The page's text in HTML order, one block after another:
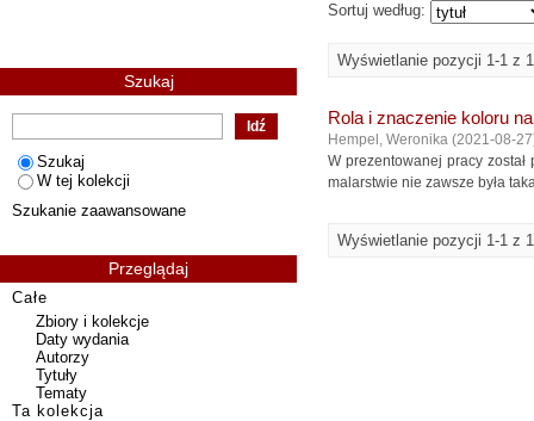
Sortuj według:
Wyświetlanie pozycji 1-1 z 1
Rola i znaczenie koloru
Hempel, Weronika (2021-08-27
W prezentowanej pracy
malarstwie nie zawsze była
Wyświetlanie pozycji 1-1 z 1
Szukaj
Szukaj
W tej kolekcji
Szukanie zaawansowane
Przeglądaj
Całe
Zbiory i kolekcje
Daty wydania
Autorzy
Tytuły
Tematy
Ta kolekcja